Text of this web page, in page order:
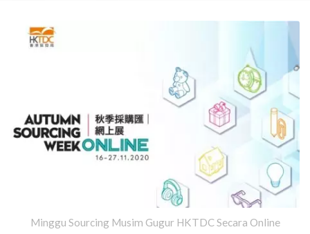
Minggu Sourcing Musim Gugur HKTDC Secara Online